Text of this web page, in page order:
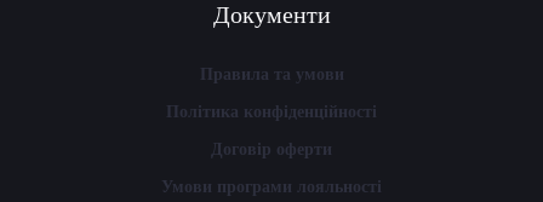
Документи
Правила та умови
Політика конфіденційності
Договір оферти
Умови програми лояльності